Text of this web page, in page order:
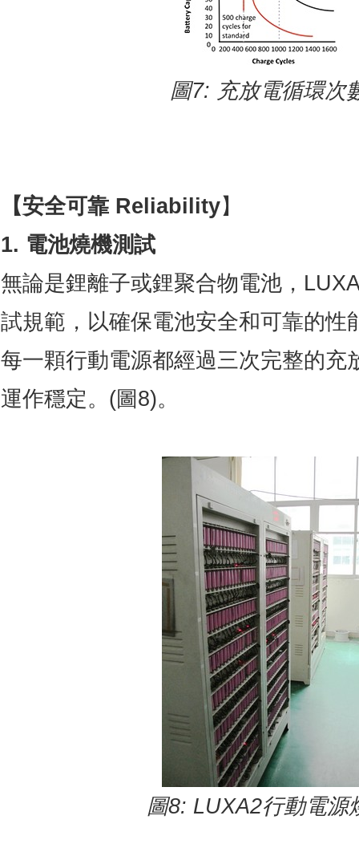
圖7: 充放電循環次
【安全可靠 Reliability】
1. 電池燒機測試
無論是鋰離子或鋰聚合物電池，
試規範，以確保電池安全和可靠的性
每一顆行動電源都經過三次完整的充
運作穩定。(圖8)。
圖8: LUXA2行動電源